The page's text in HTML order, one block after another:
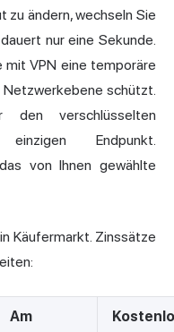
zu ändern, wechseln Sie
nur eine Sekunde.
VPN eine temporäre
schützt.
den verschlüsselten
Endpunkt.
von Ihnen gewählte
Käufermarkt. Zinssätze
Am